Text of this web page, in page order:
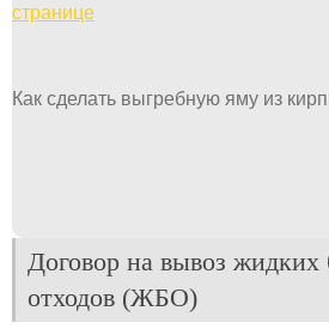
странице
Как сделать выгребную яму из
Договор на вывоз
отходов (ЖБО)